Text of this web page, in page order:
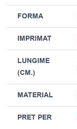
FORMA
IMPRIMAT
LUNGIME
(CM.)
MATERIAL
PRET PER